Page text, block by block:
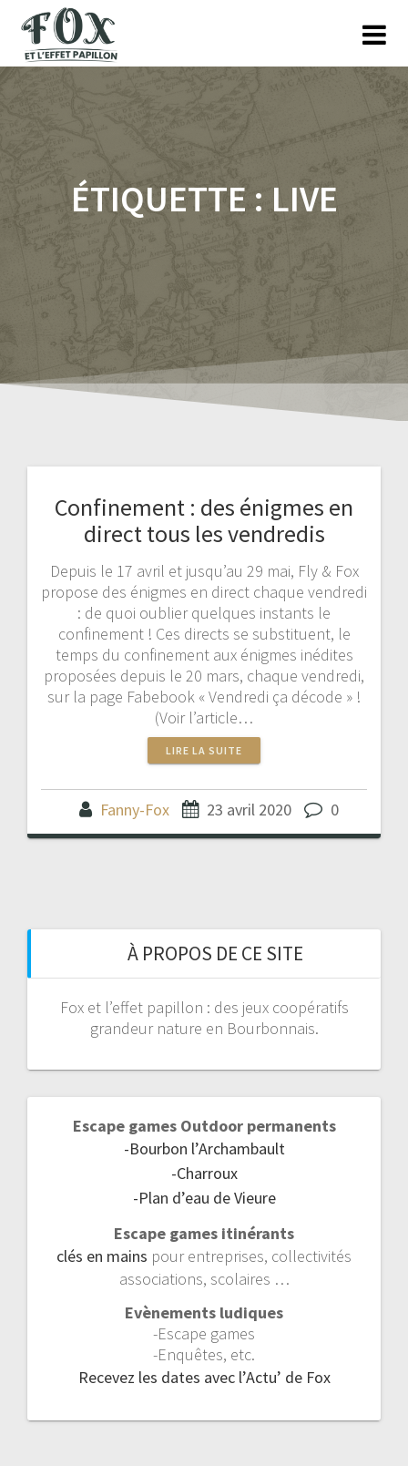
ÉTIQUETTE : LIVE
Confinement : des énigmes en
direct tous les vendredis
Depuis le 17 avril et jusqu’au 29 mai, Fly & Fox
propose des énigmes en direct chaque vendredi
: de quoi oublier quelques instants le
confinement ! Ces directs se substituent, le
temps du confinement aux énigmes inédites
proposées depuis le 20 mars, chaque vendredi,
sur la page Fabebook « Vendredi ça décode » !
(Voir l’article…
LIRE LA SUITE
Fanny-Fox 23 avril 2020 0
À PROPOS DE CE SITE
Fox et l’effet papillon : des jeux coopératifs
grandeur nature en Bourbonnais.
Escape games Outdoor permanents
-Bourbon l’Archambault
-Charroux
-Plan d’eau de Vieure
Escape games itinérants
clés en mains pour entreprises, collectivités
associations, scolaires …
Evènements ludiques
-Escape games
-Enquêtes, etc.
Recevez les dates avec l’Actu’ de Fox